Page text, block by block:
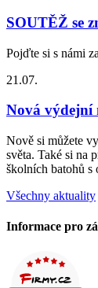
SOUTĚŽ se
Pojďte si s námi
21.07.
Nová výdejní
Nově si můžete
světa. Také si na
školních batohů s
Všechny aktuality
Informace pro